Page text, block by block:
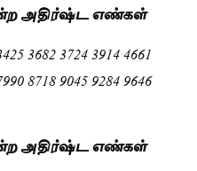
அதிர்ஷ்ட எண்கள்
3682 3724 3914 4661
8718 9045 9284 9646
அதிர்ஷ்ட எண்கள்